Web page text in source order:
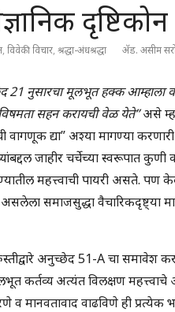
दृष्टिकोन
, विवेकी विचार, श्रद्धा-अंधश्रद्धा अ‍ॅड. असीम
21 नुसारचा मूलभूत हक्क
सहन करायची वेळ येते”असे
वागणूक द्या” अश्या मागण्या
जाहीर चर्चेच्या स्वरूपात कुणी
महत्त्वाची पायरी असते.
समाजसुद्धा वैचारिकदृष्ट्या
अनुच्छेद 51-A चा
कर्तव्य अत्यंत विलक्षण
व मानवतावाद वाढविणे ही